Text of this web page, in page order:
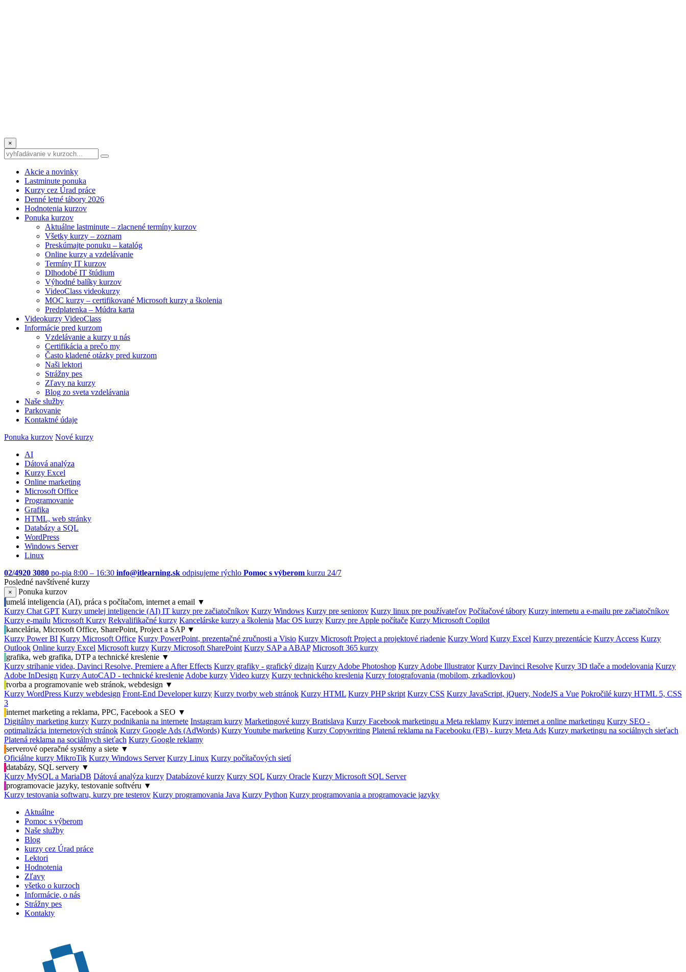
×
Akcie a novinky
Lastminute ponuka
Kurzy cez Úrad práce
Denné letné tábory 2026
Hodnotenia kurzov
Ponuka kurzov
Aktuálne lastminute – zlacnené termíny kurzov
Všetky kurzy – zoznam
Preskúmajte ponuku – katalóg
Online kurzy a vzdelávanie
Termíny IT kurzov
Dlhodobé IT štúdium
Výhodné balíky kurzov
VideoClass videokurzy
MOC kurzy – certifikované Microsoft kurzy a školenia
Predplatenka – Múdra karta
Videokurzy VideoClass
Informácie pred kurzom
Vzdelávanie a kurzy u nás
Certifikácia a prečo my
Často kladené otázky pred kurzom
Naši lektori
Strážny pes
Zľavy na kurzy
Blog zo sveta vzdelávania
Naše služby
Parkovanie
Kontaktné údaje
Ponuka kurzov Nové kurzy
AI
Dátová analýza
Kurzy Excel
Online marketing
Microsoft Office
Programovanie
Grafika
HTML, web stránky
Databázy a SQL
WordPress
Windows Server
Linux
02/4920 3080 po-pia 8:00 – 16:30 info@itlearning.sk odpisujeme rýchlo Pomoc s výberom kurzu 24/7
Posledné navštívené kurzy
×
Ponuka kurzov
umelá inteligencia (AI), práca s počítačom, internet a email ▼
Kurzy Chat GPT Kurzy umelej inteligencie (AI) IT kurzy pre začiatočníkov Kurzy Windows Kurzy pre seniorov Kurzy linux pre používateľov Počítačové tábory Kurzy internetu a e-mailu pre začiatočníkov
Kurzy e-mailu Microsoft Kurzy Rekvalifikačné kurzy Kancelárske kurzy a školenia Mac OS kurzy Kurzy pre Apple počítače Kurzy Microsoft Copilot
kancelária, Microsoft Office, SharePoint, Project a SAP ▼
Kurzy Power BI Kurzy Microsoft Office Kurzy PowerPoint, prezentačné zručnosti a Visio Kurzy Microsoft Project a projektové riadenie Kurzy Word Kurzy Excel Kurzy prezentácie Kurzy Access Kurzy
Outlook Online kurzy Excel Microsoft kurzy Kurzy Microsoft SharePoint Kurzy SAP a ABAP Microsoft 365 kurzy
grafika, web grafika, DTP a technické kreslenie ▼
Kurzy strihanie videa, Davinci Resolve, Premiere a After Effects Kurzy grafiky - grafický dizajn Kurzy Adobe Photoshop Kurzy Adobe Illustrator Kurzy Davinci Resolve Kurzy 3D tlače a modelovania Kurzy
Adobe InDesign Kurzy AutoCAD - technické kreslenie Adobe kurzy Video kurzy Kurzy technického kreslenia Kurzy fotografovania (mobilom, zrkadlovkou)
tvorba a programovanie web stránok, webdesign ▼
Kurzy WordPress Kurzy webdesign Front-End Developer kurzy Kurzy tvorby web stránok Kurzy HTML Kurzy PHP skript Kurzy CSS Kurzy JavaScript, jQuery, NodeJS a Vue Pokročilé kurzy HTML 5, CSS
3
internet marketing a reklama, PPC, Facebook a SEO ▼
Digitálny marketing kurzy Kurzy podnikania na internete Instagram kurzy Marketingové kurzy Bratislava Kurzy Facebook marketingu a Meta reklamy Kurzy internet a online marketingu Kurzy SEO -
optimalizácia internetových stránok Kurzy Google Ads (AdWords) Kurzy Youtube marketing Kurzy Copywriting Platená reklama na Facebooku (FB) - kurzy Meta Ads Kurzy marketingu na sociálnych sieťach
Platená reklama na sociálnych sieťach Kurzy Google reklamy
serverové operačné systémy a siete ▼
Oficiálne kurzy MikroTik Kurzy Windows Server Kurzy Linux Kurzy počítačových sietí
databázy, SQL servery ▼
Kurzy MySQL a MariaDB Dátová analýza kurzy Databázové kurzy Kurzy SQL Kurzy Oracle Kurzy Microsoft SQL Server
programovacie jazyky, testovanie softvéru ▼
Kurzy testovania softwaru, kurzy pre testerov Kurzy programovania Java Kurzy Python Kurzy programovania a programovacie jazyky
Aktuálne
Pomoc s výberom
Naše služby
Blog
kurzy cez Úrad práce
Lektori
Hodnotenia
Zľavy
všetko o kurzoch
Informácie, o nás
Strážny pes
Kontakty